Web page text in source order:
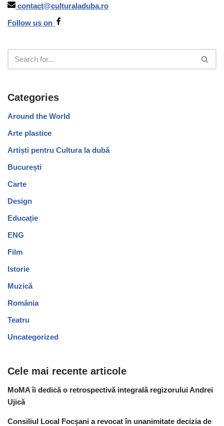
contact@culturaladuba.ro
Follow us on
Categories
Around the World
Arte plastice
Artiști pentru Cultura la dubă
București
Carte
Design
Educație
ENG
Film
Istorie
Muzică
România
Teatru
Uncategorized
Cele mai recente articole
MoMA îi dedică o retrospectivă integrală regizorului Andrei
Ujică
Consiliul Local Focșani a revocat în unanimitate decizia de